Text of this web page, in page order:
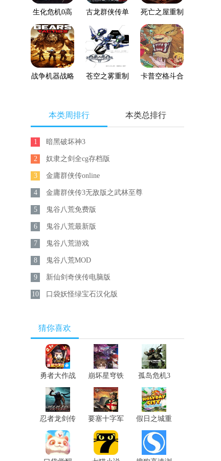
生化危机0高
清重制版
古龙群侠传单
机版下载
死亡之屋重制
版
战争机器战略
苍空之雾重制
卡普空格斗合
本类周排行 本类总排行
1 暗黑破坏神3
2 奴隶之剑全cg存档版
3 金庸群侠传online
4 金庸群侠传3无敌版之武林至尊
5 鬼谷八荒免费版
6 鬼谷八荒最新版
7 鬼谷八荒游戏
8 鬼谷八荒MOD
9 新仙剑奇侠传电脑版
10 口袋妖怪绿宝石汉化版
猜你喜欢
勇者大作战
崩坏星穹铁
孤岛危机3
忍者龙剑传
要塞十字军
假日之城重